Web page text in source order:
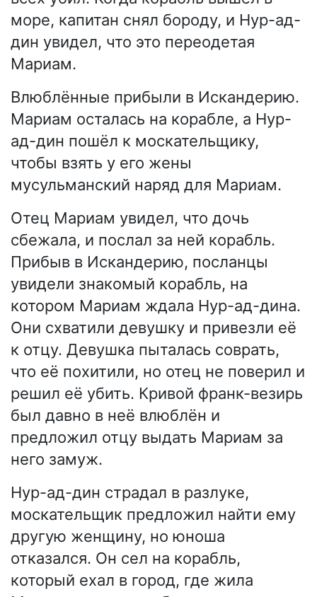
море, капитан снял бороду, и Нур-ад-
дин увидел, что это переодетая
Мариам.
Влюблённые прибыли в Искандерию.
Мариам осталась на корабле, а Нур-
ад-дин пошёл к москательщику,
чтобы взять у его жены
мусульманский наряд для Мариам.
Отец Мариам увидел, что дочь
сбежала, и послал за ней корабль.
Прибыв в Искандерию, посланцы
увидели знакомый корабль, на
котором Мариам ждала Нур-ад-дина.
Они схватили девушку и привезли её
к отцу. Девушка пыталась соврать,
что её похитили, но отец не поверил и
решил её убить. Кривой франк-везирь
был давно в неё влюблён и
предложил отцу выдать Мариам за
него замуж.
Нур-ад-дин страдал в разлуке,
москательщик предложил найти ему
другую женщину, но юноша
отказался. Он сел на корабль,
который ехал в город, где жила